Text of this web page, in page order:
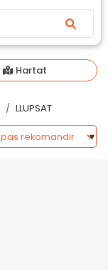
Hartat
LLUPSAT